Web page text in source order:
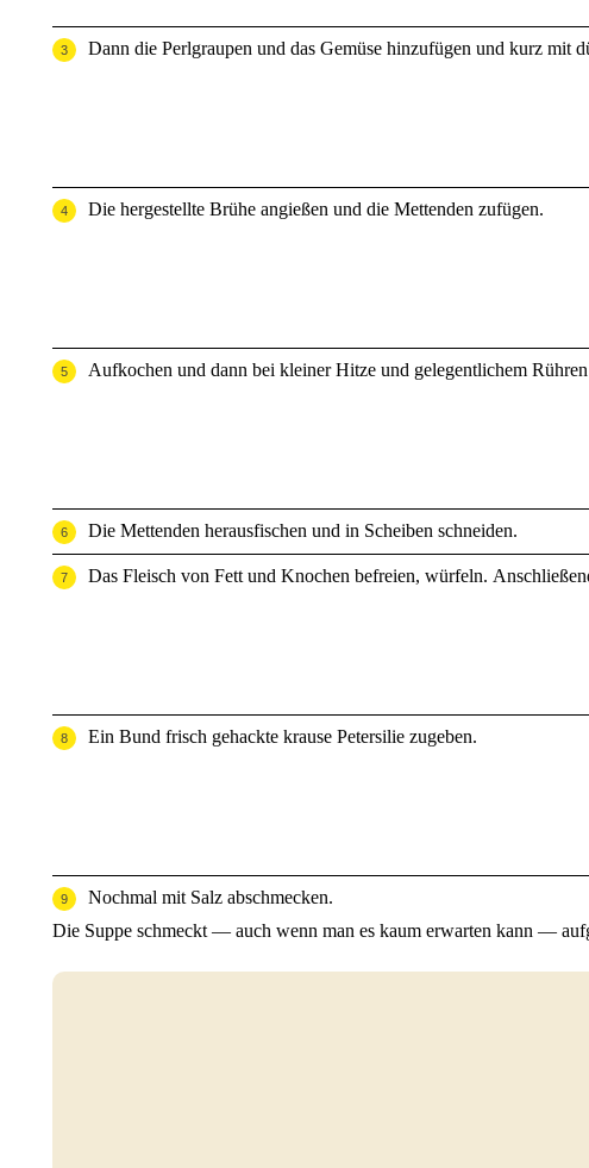
Dann die Perlgraupen und das Gemüse hinzufügen und kurz mit
Die hergestellte Brühe angießen und die Mettenden zufügen.
Aufkochen und dann bei kleiner Hitze und gelegentlichem
Die Mettenden herausfischen und in Scheiben schneiden.
Das Fleisch von Fett und Knochen befreien, würfeln.
Ein Bund frisch gehackte krause Petersilie zugeben.
Nochmal mit Salz abschmecken.
Die Suppe schmeckt — auch wenn man es kaum erwarten kann —